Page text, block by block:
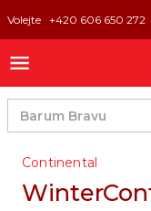
Volejte +420 606 650 272
Continental